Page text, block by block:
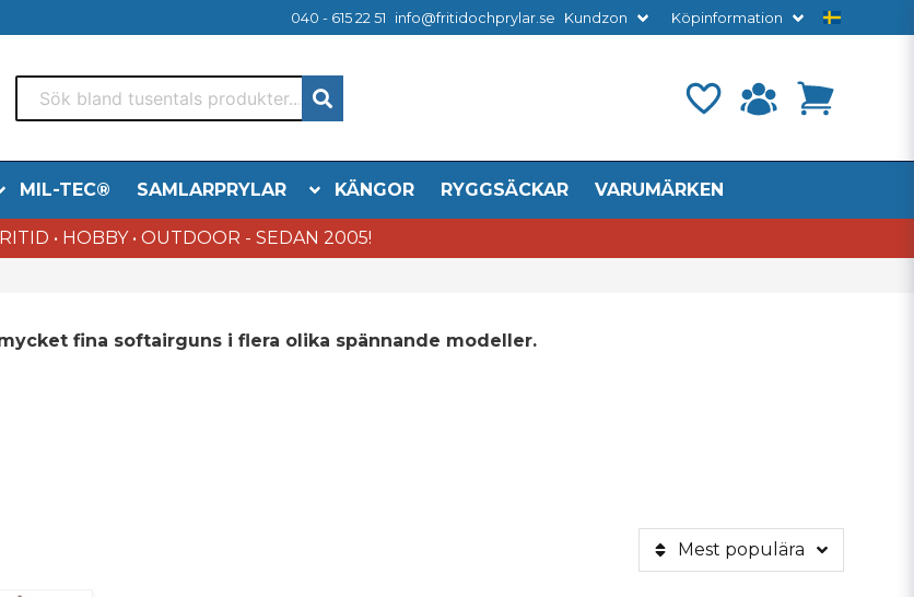
040 - 615 22 51 info@fritidochprylar.se Kundzon Köpinformation
MIL-TEC® SAMLARPRYLAR KÄNGOR RYGGSÄCKAR VARUMÄRKEN
• HOBBY • OUTDOOR - SEDAN 2005!
fina softairguns i flera olika spännande modeller.
Mest populära